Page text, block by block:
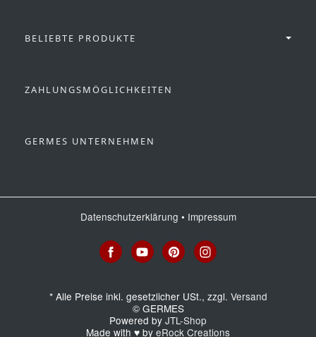
BELIEBTE PRODUKTE
ZAHLUNGSMÖGLICHKEITEN
GERMES UNTERNEHMEN
Datenschutzerklärung • Impressum
*Alle Preise inkl. gesetzlicher USt., zzgl. Versand
© GERMES
Powered by JTL-Shop
Made with ♥ by eRock Creations